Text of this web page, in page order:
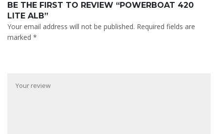
BE THE FIRST TO REVIEW “POWERBOAT 420
LITE ALB”
Your email address will not be published. Required fields are
marked *